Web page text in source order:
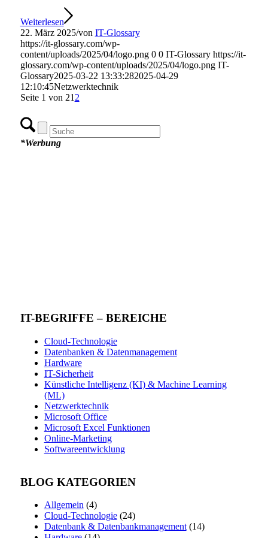
Weiterlesen
22. März 2025/von IT-Glossary
https://it-glossary.com/wp-
content/uploads/2025/04/logo.png 0 0 IT-Glossary https://it-
glossary.com/wp-content/uploads/2025/04/logo.png IT-
Glossary2025-03-22 13:33:282025-04-29
12:10:45Netzwerktechnik
Seite 1 von 21 2
*Werbung
IT-BEGRIFFE – BEREICHE
Cloud-Technologie
Datenbanken & Datenmanagement
Hardware
IT-Sicherheit
Künstliche Intelligenz (KI) & Machine Learning
(ML)
Netzwerktechnik
Microsoft Office
Microsoft Excel Funktionen
Online-Marketing
Softwareentwicklung
BLOG KATEGORIEN
Allgemein(4)
Cloud-Technologie(24)
Datenbank & Datenbankmanagement(14)